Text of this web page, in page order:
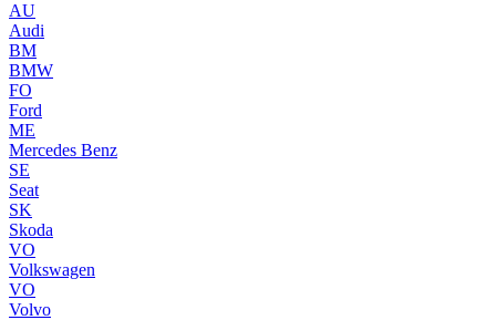
AU
Audi
BM
BMW
FO
Ford
ME
Mercedes Benz
SE
Seat
SK
Skoda
VO
Volkswagen
VO
Volvo